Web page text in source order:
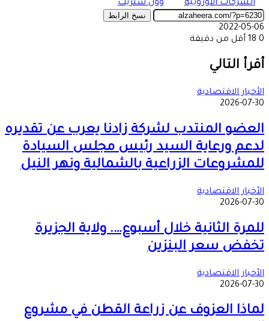
الشركات الأوروبية
وول ستريت
نسخ الرابط
2022-05-06
0
أقل من دقيقة
عبر
البريد
أقرأ التالي
الأخبار الاقتصادية
2026-07-30
العضو المنتدب لشركة زادنا يعرب عن تقديره
لدعم ورعاية السيد رئيس مجلس السيادة
للمشروعات الزراعية بالشمالية ونهر النيل
الأخبار الاقتصادية
2026-07-30
للمرة الثانية خلال أسبوع…. ولاية الجزيرة
تخفض سعر البنزين
الأخبار الاقتصادية
2026-07-30
لماذا العزوف عن زراعة القطن في مشروع